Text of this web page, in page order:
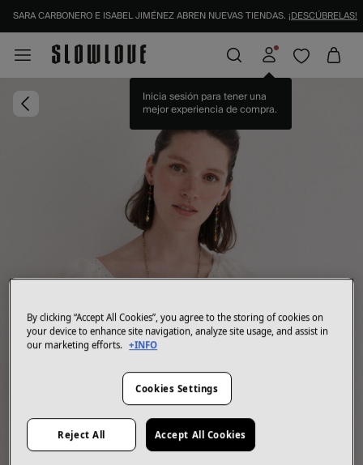
SARA CARBONERO E ISABEL JIMÉNEZ ABREN NUEVAS TIENDAS. ¡DESCÚBRELAS!
Inicia sesión para tener una
mejor experiencia de compra.
By clicking “Accept All Cookies”, you agree to the storing of cookies on
your device to enhance site navigation, analyze site usage, and assist in
our marketing efforts. +INFO
Cookies Settings
Reject All Accept All Cookies